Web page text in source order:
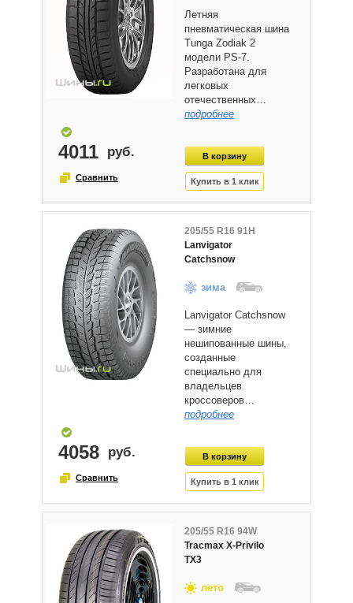
Летняя
пневматическая шина
Tunga Zodiak 2
модели PS-7.
Разработана для
легковых
отечественных…
подробнее
4011
205/55 R16 91H
Lanvigator
Catchsnow
зима
Lanvigator Catchsnow
— зимние
нешипованные шины,
созданные
специально для
владельцев
кроссоверов…
подробнее
4058
205/55 R16 94W
Tracmax X-Privilo
TX3
лето